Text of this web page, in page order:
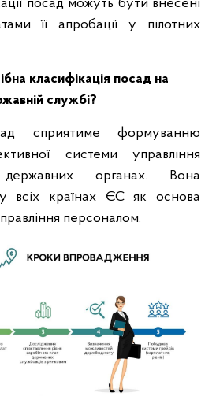
посад можуть бути внесені
її апробації у пілотних
класифікація посад на
службі?
сприятиме формуванню
системи управління
органах. Вона
у всіх країнах ЄС як основа
персоналом.